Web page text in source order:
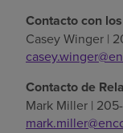
Contacto con
Casey Winger |
Contacto de
Mark Miller |